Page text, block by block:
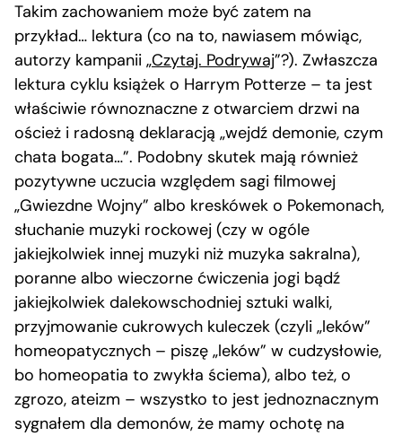
Takim zachowaniem może być zatem na
przykład… lektura (co na to, nawiasem mówiąc,
autorzy kampanii „Czytaj. Podrywaj”?). Zwłaszcza
lektura cyklu książek o Harrym Potterze – ta jest
właściwie równoznaczne z otwarciem drzwi na
oścież i radosną deklaracją „wejdź demonie, czym
chata bogata…”. Podobny skutek mają również
pozytywne uczucia względem sagi filmowej
„Gwiezdne Wojny” albo kreskówek o Pokemonach,
słuchanie muzyki rockowej (czy w ogóle
jakiejkolwiek innej muzyki niż muzyka sakralna),
poranne albo wieczorne ćwiczenia jogi bądź
jakiejkolwiek dalekowschodniej sztuki walki,
przyjmowanie cukrowych kuleczek (czyli „leków”
homeopatycznych – piszę „leków” w cudzysłowie,
bo homeopatia to zwykła ściema), albo też, o
zgrozo, ateizm – wszystko to jest jednoznacznym
sygnałem dla demonów, że mamy ochotę na